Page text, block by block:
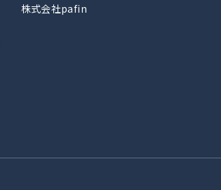
株式会社pafin